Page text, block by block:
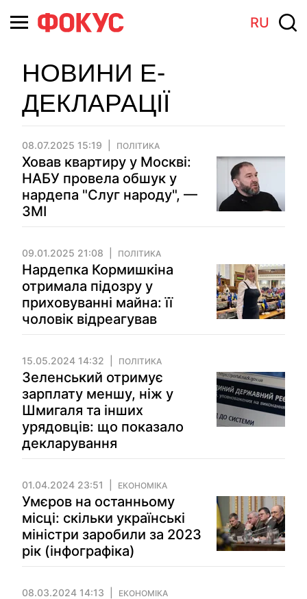
RU
НОВИНИ Е-
ДЕКЛАРАЦІЇ
08.07.2025 15:19 ПОЛІТИКА
Ховав квартиру у Москві:
НАБУ провела обшук у
нардепа "Слуг народу", —
ЗМІ
09.01.2025 21:08 ПОЛІТИКА
Нардепка Кормишкіна
отримала підозру у
приховуванні майна: її
чоловік відреагував
15.05.2024 14:32 ПОЛІТИКА
Зеленський отримує
зарплату меншу, ніж у
Шмигаля та інших
урядовців: що показало
декларування
01.04.2024 23:51 ЕКОНОМІКА
Умєров на останньому
місці: скільки українські
міністри заробили за 2023
рік (інфографіка)
08.03.2024 14:13 ЕКОНОМІКА